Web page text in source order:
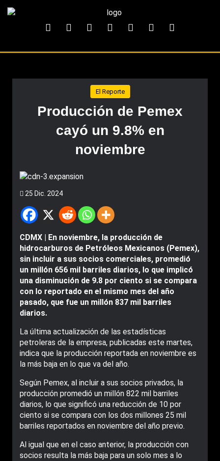
El Reporte
Producción de Pemex
cayó un 9.8% en
noviembre
25 Dic. 2024
CDMX | En noviembre, la producción de
hidrocarburos de Petróleos Mexicanos (Pemex),
sin incluir a sus socios comerciales, promedió
un millón 656 mil barriles diarios, lo que implicó
una disminución de 9.8 por ciento si se compara
con lo reportado en el mismo mes del año
pasado, que fue un millón 837 mil barriles
diarios.
La última actualización de las estadísticas
petroleras de la empresa, publicadas este martes,
indica que la producción reportada en noviembre es
la más baja en lo que va del año.
Según Pemex, al incluir a sus socios privados, la
producción promedió un millón 822 mil barriles
diarios, lo que significó una reducción de 10 por
ciento si se compara con los dos millones 25 mil
barriles reportados en noviembre del año previo.
Al igual que en el caso anterior, la producción con
socios resulta la más baja para un solo mes a lo